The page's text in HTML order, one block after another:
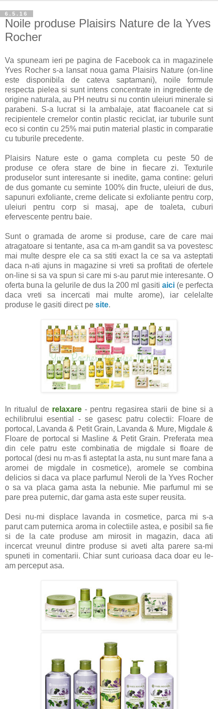
6.5.16
Noile produse Plaisirs Nature de la Yves
Rocher
Va spuneam ieri pe pagina de Facebook ca in magazinele
Yves Rocher s-a lansat noua gama Plaisirs Nature (on-line
este disponibila de cateva saptamani), noile formule
respecta pielea si sunt intens concentrate in ingrediente de
origine naturala, au PH neutru si nu contin uleiuri minerale si
parabeni. S-a lucrat si la ambalaje, atat flacoanele cat si
recipientele cremelor contin plastic reciclat, iar tuburile sunt
eco si contin cu 25% mai putin material plastic in comparatie
cu tuburile precedente.
Plaisirs Nature este o gama completa cu peste 50 de
produse ce ofera stare de bine in fiecare zi. Texturile
produselor sunt interesante si inedite, gama contine: geluri
de dus gomante cu seminte 100% din fructe, uleiuri de dus,
sapunuri exfoliante, creme delicate si exfoliante pentru corp,
uleiuri pentru corp si masaj, ape de toaleta, cuburi
efervescente pentru baie.
Sunt o gramada de arome si produse, care de care mai
atragatoare si tentante, asa ca m-am gandit sa va povestesc
mai multe despre ele ca sa stiti exact la ce sa va asteptati
daca n-ati ajuns in magazine si vreti sa profitati de ofertele
on-line si sa va spun si care mi s-au parut mie interesante. O
oferta buna la gelurile de dus la 200 ml gasiti aici(e perfecta
daca vreti sa incercati mai multe arome), iar celelalte
produse le gasiti direct pe site.
In ritualul de relaxare - pentru regasirea starii de bine si a
echilibrului esential - se gasesc patru colectii: Floare de
portocal, Lavanda & Petit Grain, Lavanda & Mure, Migdale &
Floare de portocal si Masline & Petit Grain. Preferata mea
din cele patru este combinatia de migdale si floare de
portocal (desi nu m-as fi asteptat la asta, nu sunt mare fana a
aromei de migdale in cosmetice), aromele se combina
delicios si daca va place parfumul Neroli de la Yves Rocher
o sa va placa gama asta la nebunie. Mie parfumul mi se
pare prea puternic, dar gama asta este super reusita.
Desi nu-mi displace lavanda in cosmetice, parca mi s-a
parut cam puternica aroma in colectiile astea, e posibil sa fie
si de la cate produse am mirosit in magazin, daca ati
incercat vreunul dintre produse si aveti alta parere sa-mi
spuneti in comentarii. Chiar sunt curioasa daca doar eu le-
am perceput asa.